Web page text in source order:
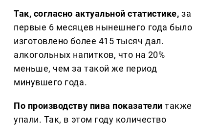
Так, согласно актуальной статистике, за
первые 6 месяцев нынешнего года было
изготовлено более 415 тысяч дал.
алкогольных напитков, что на 20%
меньше, чем за такой же период
минувшего года.
По производству пива показатели также
упали. Так, в этом году количество